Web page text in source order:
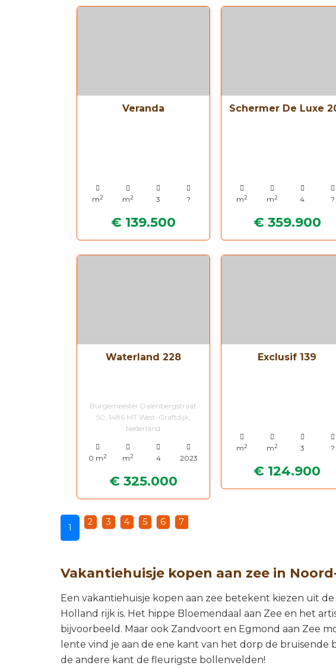
Veranda
m2 m2 3 ?
€ 139.500
Schermer De Luxe
m2 m2 4 ?
€ 359.900
Waterland 228
Burgemeester Dalenbergstraat
50, 1486 MT West-Graftdijk,
Nederland
0 m2 m2 4 2023
€ 325.000
Exclusif 139
m2 m2 3 ?
€ 124.900
1
2 3 4 5 6 7
Vakantiehuisje kopen aan zee in
Een vakantiehuisje kopen aan zee betekent kiezen uit
Holland rijk is. Het hippe Bloemendaal aan Zee en het
bijvoorbeeld. Maar ook Zandvoort en Egmond aan Zee
lente vind je aan de ene kant van het dorp de bruisende
de andere kant de fleurigste bollenvelden!